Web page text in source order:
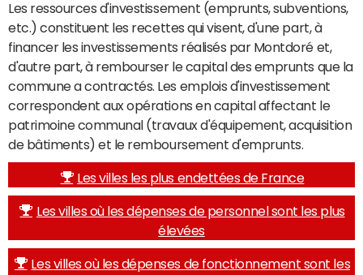
Les ressources d'investissement (emprunts, subventions,
etc.) constituent les recettes qui visent, d'une part, à
financer les investissements réalisés par Montdoré et,
d'autre part, à rembourser le capital des emprunts que la
commune a contractés. Les emplois d'investissement
correspondent aux opérations en capital affectant le
patrimoine communal (travaux d'équipement, acquisition
de bâtiments) et le remboursement d'emprunts.
Les villes les plus endettées de France
Les villes où les dépenses de personnel sont les plus
élevées
Les villes où les dépenses de fonctionnement sont les